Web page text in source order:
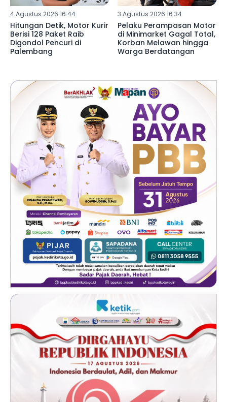
4 Agustus 2026 16:44
Hitungan Detik, Motor Kurir
Berisi 128 Paket Raib
Digondol Pencuri di
Palembang
3 Agustus 2026 16:34
Pelaku Perampasan Motor
di Minimarket Gagal Total,
Korban Melawan hingga
Warga Berdatangan